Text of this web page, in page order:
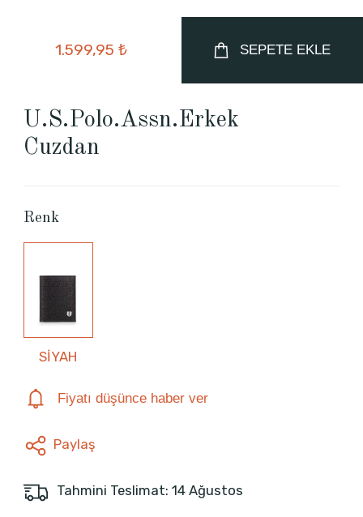
1.599,95 ₺ SEPETE EKLE
U.S.Polo.Assn.Erkek
Cuzdan
Renk
SİYAH
Fiyatı düşünce haber ver
Paylaş
Tahmini Teslimat: 14 Ağustos